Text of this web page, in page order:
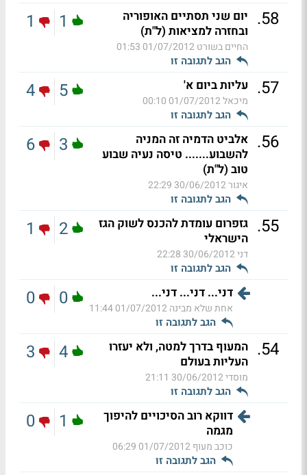
58
. יום שני תסתיים האופוריה
ובחזרה למציאות (ל"ת)
החיים בשורט01/07/2012 01:53
הגב לתגובה זו
1
1
57
. עליות ביום א'
מיכאל01/07/2012 00:10
הגב לתגובה זו
5
4
56
. אלביט הדמיה זה המניה
להשבוע....... טיסה נעיה שבוע
טוב (ל"ת)
איגור30/06/2012 22:29
הגב לתגובה זו
3
6
55
. גזפרום עומדת להכנס לשוק הגז
הישראלי
דני30/06/2012 22:28
הגב לתגובה זו
2
1
דני... דני... דני...
אחת שלא מבינה01/07/2012 11:44
הגב לתגובה זו
0
0
54
. המעוף בדרך למטה, ולא יעזרו
העליות בעולם
מוסדי30/06/2012 21:11
הגב לתגובה זו
4
3
דווקא רוב הסיכויים להיפוך
מגמה
כוכב מעוף01/07/2012 06:29
הגב לתגובה זו
1
0